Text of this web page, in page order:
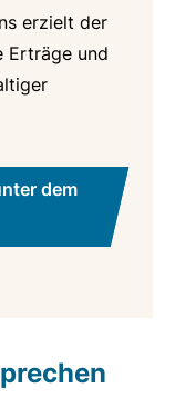
erzielt der
Erträge und
dem